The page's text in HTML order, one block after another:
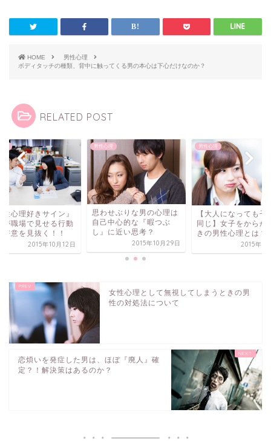
HOME
男性心理
ボディタッチの種類、背中に触ってくる男の本心は下心だけなのか？
RELATED POST
性心理好きサイン』
が職場で見せる行動
好意を見抜く！！
2015年10月12日
男性心理
思わせぶりな男の心理は
自己中心的な『暇つぶ
し』に近い思考？
2015年10月29日
男性心理
【大人になっても子
同じ】女子をからか
きの男性心理とは？
2015年10
女性心理として無視してしまうときの男
性の対処法について
恋煩いを発症した男は、ほぼ『廃人』確
定？！解決策はあるのか？